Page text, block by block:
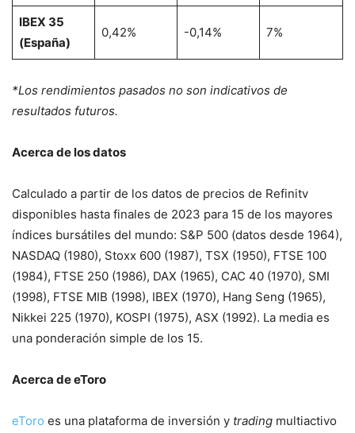
IBEX 35
(España)
0,42% -0,14% 7%
*Los rendimientos pasados no son indicativos de
resultados futuros.
Acerca de los datos
Calculado a partir de los datos de precios de Refinitv
disponibles hasta finales de 2023 para 15 de los mayores
índices bursátiles del mundo: S&P 500 (datos desde 1964),
NASDAQ (1980), Stoxx 600 (1987), TSX (1950), FTSE 100
(1984), FTSE 250 (1986), DAX (1965), CAC 40 (1970), SMI
(1998), FTSE MIB (1998), IBEX (1970), Hang Seng (1965),
Nikkei 225 (1970), KOSPI (1975), ASX (1992). La media es
una ponderación simple de los 15.
Acerca de eToro
eToro es una plataforma de inversión y trading multiactivo